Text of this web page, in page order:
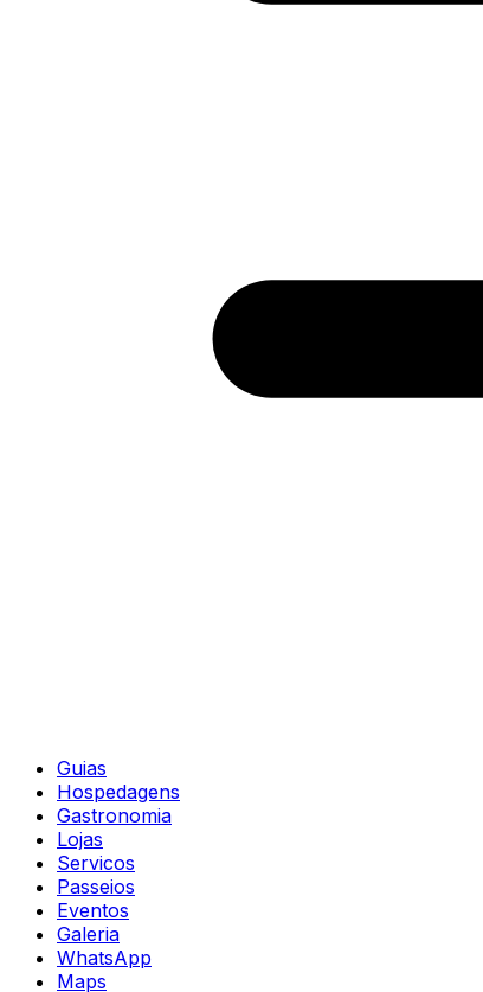
Guias
Hospedagens
Gastronomia
Lojas
Servicos
Passeios
Eventos
Galeria
WhatsApp
Maps